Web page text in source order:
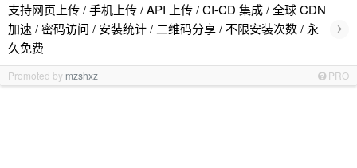
支持网页上传 / 手机上传 / API 上传 / CI-CD 集成 / 全球 CDN
加速 / 密码访问 / 安装统计 / 二维码分享 / 不限安装次数 / 永
久免费
›
Promoted by mzshxz PRO